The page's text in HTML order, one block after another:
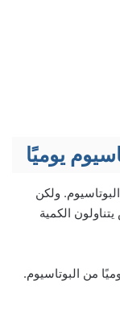
يوميًا
يوميًا من البوتاسيوم. ولكن
من الأشخاص يتناولون الكمية